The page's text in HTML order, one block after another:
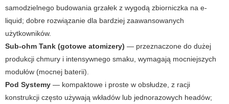
samodzielnego budowania grzałek z wygodą zbiorniczka na e-
liquid; dobre rozwiązanie dla bardziej zaawansowanych
użytkowników.
Sub-ohm Tank (gotowe atomizery) — przeznaczone do dużej
produkcji chmury i intensywnego smaku, wymagają mocniejszych
modułów (mocnej baterii).
Pod Systemy — kompaktowe i proste w obsłudze, z racji
konstrukcji często używają wkładów lub jednorazowych headów;